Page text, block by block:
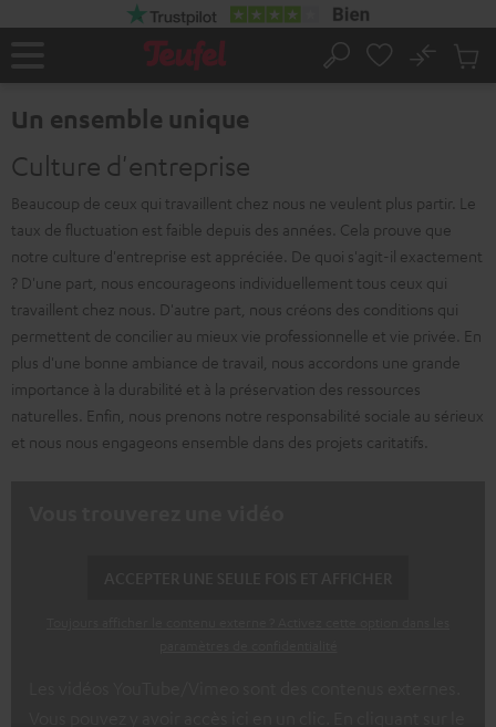
Page
Rechercher
No
Un ensemble unique
Culture d'entreprise
Beaucoup de ceux qui travaillent chez nous ne veulent plus partir. Le
taux de fluctuation est faible depuis des années. Cela prouve que
notre culture d'entreprise est appréciée. De quoi s'agit-il exactement
? D'une part, nous encourageons individuellement tous ceux qui
travaillent chez nous. D'autre part, nous créons des conditions qui
permettent de concilier au mieux vie professionnelle et vie privée. En
plus d'une bonne ambiance de travail, nous accordons une grande
importance à la durabilité et à la préservation des ressources
naturelles. Enfin, nous prenons notre responsabilité sociale au sérieux
et nous nous engageons ensemble dans des projets caritatifs.